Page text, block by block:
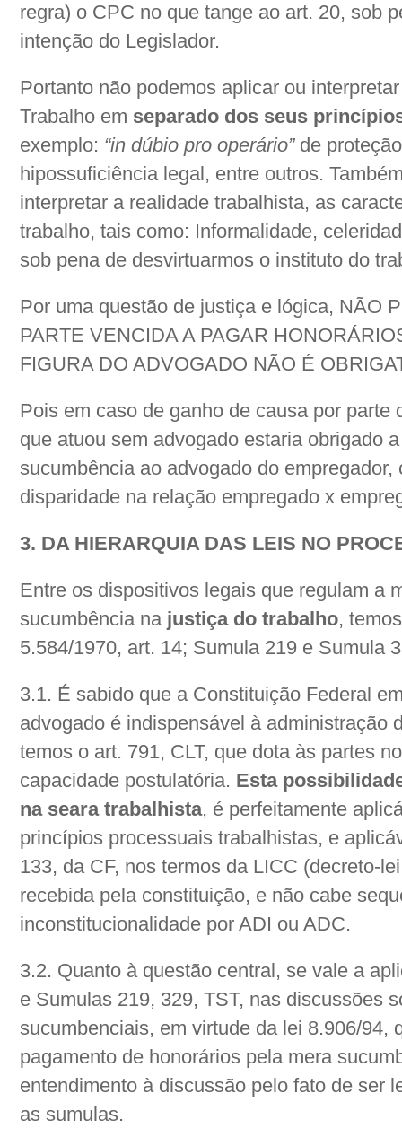
regra) o CPC no que tange ao art. 20, sob
intenção do Legislador.
Portanto não podemos aplicar ou
Trabalho em separado dos seus
exemplo: “in dúbio pro operário” de
hipossuficiência legal, entre outros.
interpretar a realidade trabalhista, as
trabalho, tais como: Informalidade,
sob pena de desvirtuarmos o instituto do
Por uma questão de justiça e lógica, NÃO
PARTE VENCIDA A PAGAR
FIGURA DO ADVOGADO NÃO É
Pois em caso de ganho de causa por parte
que atuou sem advogado estaria obrigado
sucumbência ao advogado do
disparidade na relação empregado x
3. DA HIERARQUIA DAS LEIS NO
Entre os dispositivos legais que regulam a
sucumbência na justiça do trabalho,
5.584/1970, art. 14; Sumula 219 e Sumula
3.1. É sabido que a Constituição Federal
advogado é indispensável à administração
temos o art. 791, CLT, que dota às partes
capacidade postulatória. Esta
na seara trabalhista, é perfeitamente
princípios processuais trabalhistas, e
133, da CF, nos termos da LICC (decreto-
recebida pela constituição, e não cabe
inconstitucionalidade por ADI ou ADC.
3.2. Quanto à questão central, se vale a
e Sumulas 219, 329, TST, nas discussões
sucumbenciais, em virtude da lei 8.906/94,
pagamento de honorários pela mera
entendimento à discussão pelo fato de ser
as sumulas.